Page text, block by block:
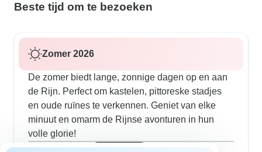
Beste tijd om te bezoeken
Zomer 2026
De zomer biedt lange, zonnige dagen op en aan
de Rijn. Perfect om kastelen, pittoreske stadjes
en oude ruïnes te verkennen. Geniet van elke
minuut en omarm de Rijnse avonturen in hun
volle glorie!
Augustus 2026
zeer geliefd